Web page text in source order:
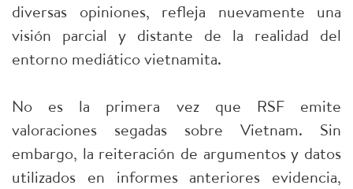
diversas opiniones, refleja nuevamente una
visión parcial y distante de la realidad del
entorno mediático vietnamita.
No es la primera vez que RSF emite
valoraciones segadas sobre Vietnam. Sin
embargo, la reiteración de argumentos y datos
utilizados en informes anteriores evidencia,